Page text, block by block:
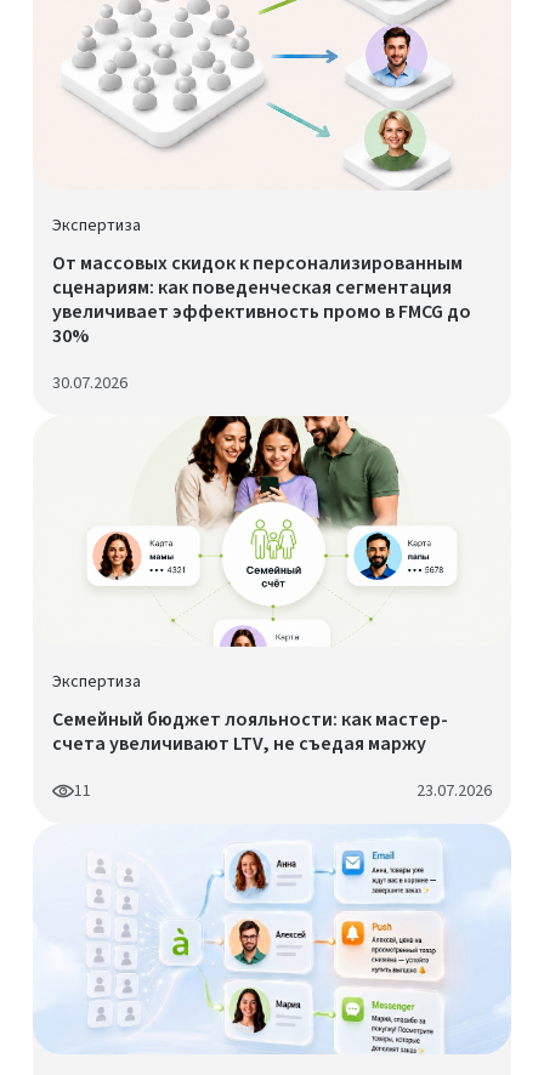
Экспертиза
От массовых скидок к персонализированным
сценариям: как поведенческая сегментация
увеличивает эффективность промо в FMCG до
30%
30.07.2026
Экспертиза
Семейный бюджет лояльности: как мастер-
счета увеличивают LTV, не съедая маржу
11 23.07.2026